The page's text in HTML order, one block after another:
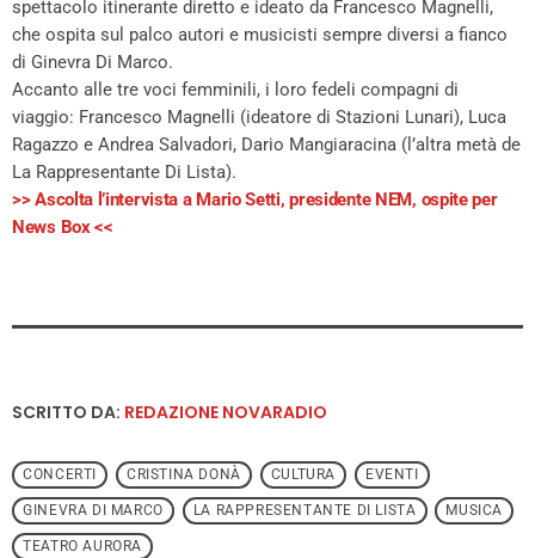
spettacolo itinerante diretto e ideato da Francesco Magnelli,
che ospita sul palco autori e musicisti sempre diversi a fianco
di Ginevra Di Marco.
Accanto alle tre voci femminili, i loro fedeli compagni di
viaggio: Francesco Magnelli (ideatore di Stazioni Lunari), Luca
Ragazzo e Andrea Salvadori, Dario Mangiaracina (l’altra metà de
La Rappresentante Di Lista).
>> Ascolta l’intervista a Mario Setti, presidente NEM, ospite per
News Box <<
SCRITTO DA: REDAZIONE NOVARADIO
CONCERTI CRISTINA DONÀ CULTURA EVENTI
GINEVRA DI MARCO LA RAPPRESENTANTE DI LISTA MUSICA
TEATRO AURORA